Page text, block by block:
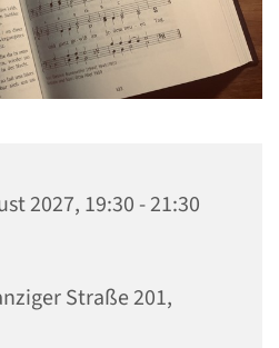
2027, 19:30 - 21:30
Straße 201,